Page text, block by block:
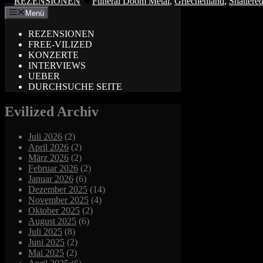
Menü
REZENSIONEN
FREE-VILIZED
KONZERTE
INTERVIEWS
UEBER
DURCHSUCHE SEITE
Evilized Archiv
Juli 2026 (2)
April 2026 (2)
März 2026 (2)
Februar 2026 (2)
Januar 2026 (6)
Dezember 2025 (14)
November 2025 (4)
Oktober 2025 (2)
August 2025 (6)
Juli 2025 (8)
Juni 2025 (2)
Mai 2025 (2)